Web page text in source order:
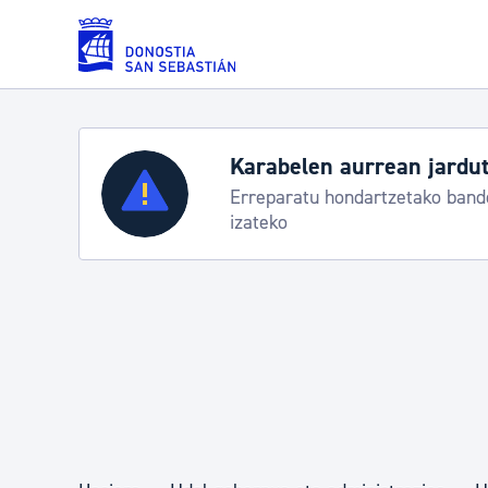
Eduki nagusira joan
Zerbitzuak
Errolda eta gai pertsonalak
Aste Nagusia 2026:
Abuztuak 8-15